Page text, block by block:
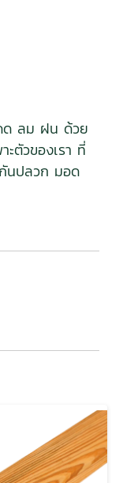
ด ลม ฝน ด้วย
ตัวของเรา ที่
นปลวก มอด